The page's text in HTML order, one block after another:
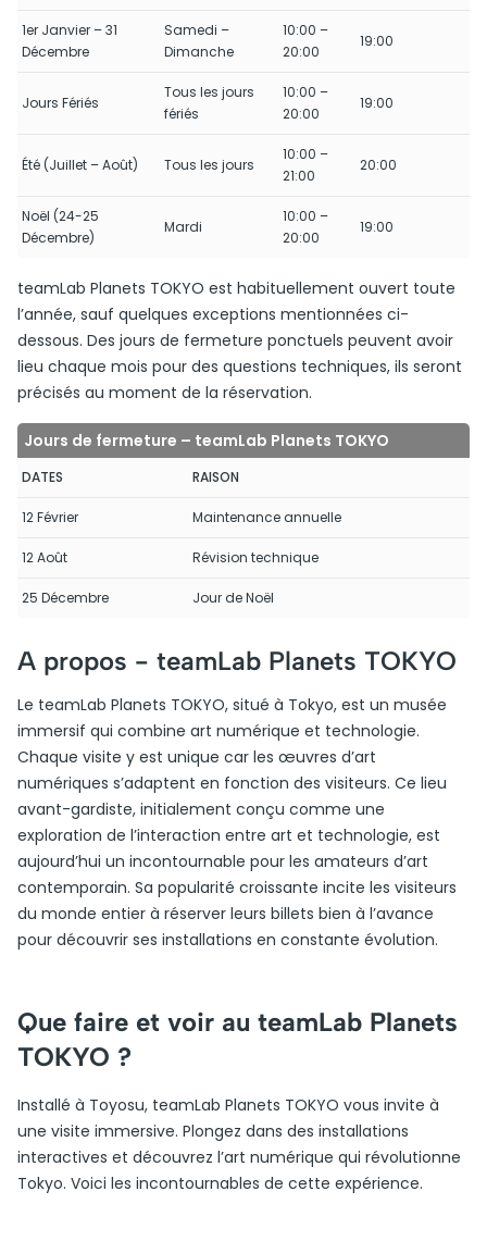
1er Janvier – 31
Décembre
Samedi –
Dimanche
10:00 –
20:00
19:00
Jours Fériés
Tous les jours
fériés
10:00 –
20:00
19:00
Été (Juillet – Août) Tous les jours
10:00 –
21:00
20:00
Noël (24-25
Décembre)
Mardi
10:00 –
20:00
19:00
teamLab Planets TOKYO est habituellement ouvert toute
l’année, sauf quelques exceptions mentionnées ci-
dessous. Des jours de fermeture ponctuels peuvent avoir
lieu chaque mois pour des questions techniques, ils seront
précisés au moment de la réservation.
Jours de fermeture – teamLab Planets TOKYO
DATES RAISON
12 Février Maintenance annuelle
12 Août Révision technique
25 Décembre Jour de Noël
A propos - teamLab Planets TOKYO
Le teamLab Planets TOKYO, situé à Tokyo, est un musée
immersif qui combine art numérique et technologie.
Chaque visite y est unique car les œuvres d’art
numériques s’adaptent en fonction des visiteurs. Ce lieu
avant-gardiste, initialement conçu comme une
exploration de l’interaction entre art et technologie, est
aujourd’hui un incontournable pour les amateurs d’art
contemporain. Sa popularité croissante incite les visiteurs
du monde entier à réserver leurs billets bien à l’avance
pour découvrir ses installations en constante évolution.
Que faire et voir au teamLab Planets
TOKYO ?
Installé à Toyosu, teamLab Planets TOKYO vous invite à
une visite immersive. Plongez dans des installations
interactives et découvrez l’art numérique qui révolutionne
Tokyo. Voici les incontournables de cette expérience.